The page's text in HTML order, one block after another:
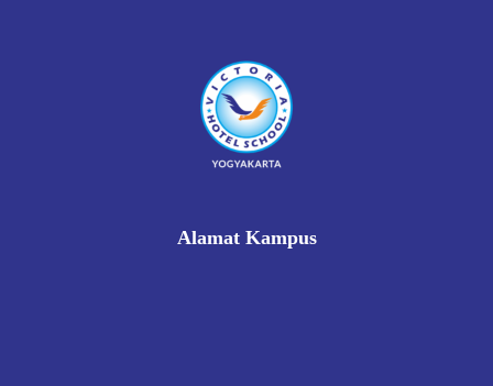
Alamat Kampus